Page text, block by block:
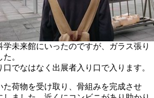
学未来館にいったのですが、ガラス張り
。
でなはなく出展者入り口で入ります。
た荷物を受け取り、骨組みを完成させ